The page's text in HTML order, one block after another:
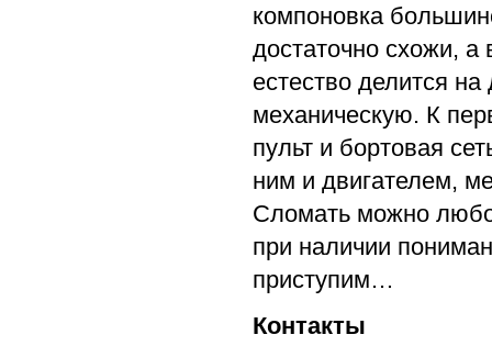
компоновка
достаточно схожи, а
естество делится
механическую. К
пульт и бортовая
ним и двигателем,
Сломать можно
при наличии
приступим…
Контакты